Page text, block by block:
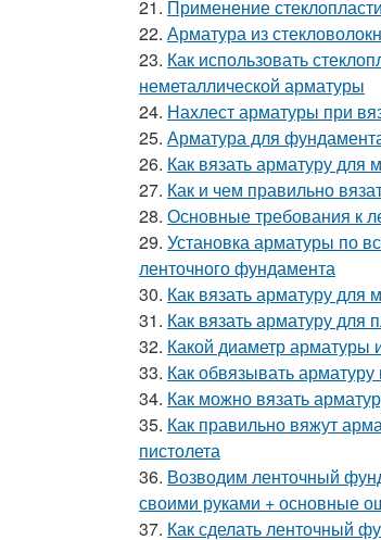
21. Применение
22. Арматура из
23. Как использовать
неметаллической арматуры
24. Нахлест арматуры при
25. Арматура для
26. Как вязать арматуру для
27. Как и чем правильно
28. Основные требования к
29. Установка арматуры по
ленточного фундамента
30. Как вязать арматуру
31. Как вязать арматуру
32. Какой диаметр арматуры
33. Как обвязывать
34. Как можно вязать
35. Как правильно вяжут
пистолета
36. Возводим ленточный
своими руками + основные
37. Как сделать ленточный